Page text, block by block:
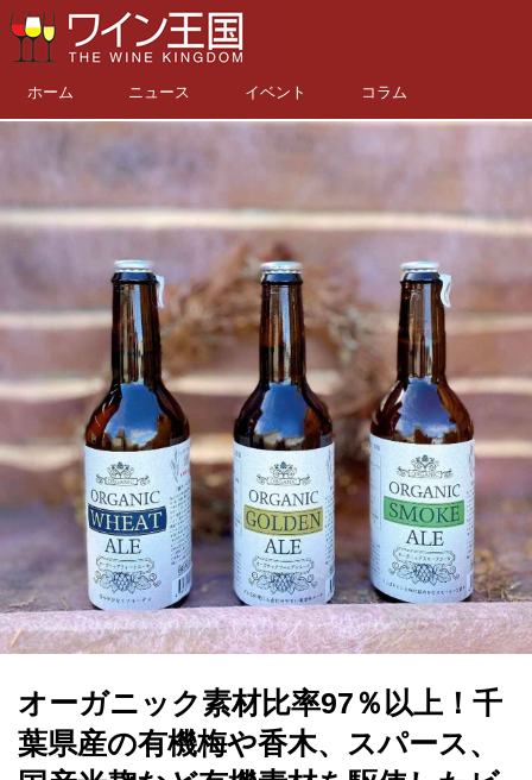
ホーム ニュース イベント コラム
オーガニック素材比率97％以上！千
葉県産の有機梅や香木、スパース、